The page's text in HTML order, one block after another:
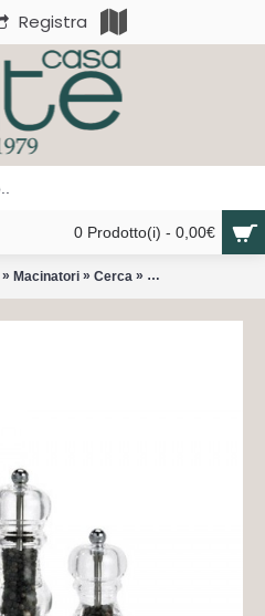
Registra
0 Prodotto(i) - 0,00€
» Macinatori » Cerca » Nancy macina